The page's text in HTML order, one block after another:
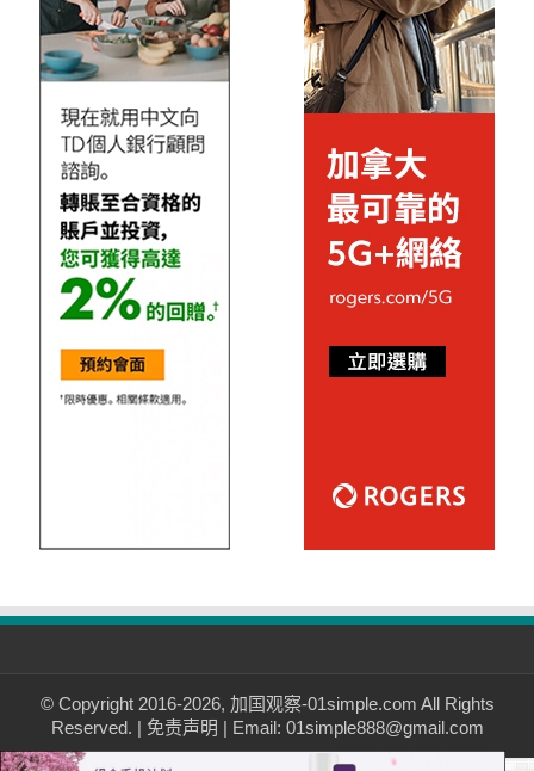
© Copyright 2016-2026, 加国观察-01simple.com All Rights
Reserved. | 免责声明 | Email: 01simple888@gmail.com